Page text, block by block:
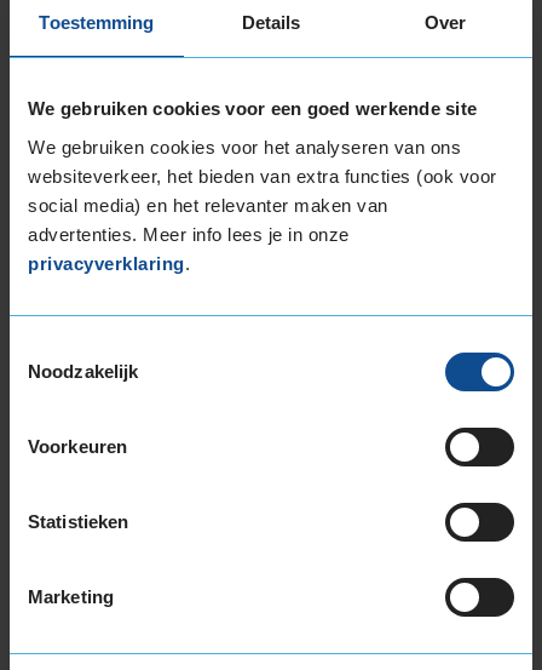
Toestemming Details Over
We gebruiken cookies voor een goed werkende site
We gebruiken cookies voor het analyseren van ons
websiteverkeer, het bieden van extra functies (ook voor
social media) en het relevanter maken van
advertenties. Meer info lees je in onze
privacyverklaring.
Noodzakelijk
Voorkeuren
Statistieken
Marketing
De band heeft een extern rolgeluid van 71 dB
een normale geluidsproductie heeft.
Wil je nog meer informatie over het
bandenlabel van deze band, klik dan
Bandenmontagepakketten
Kies je